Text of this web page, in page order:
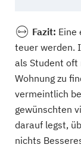
Fazit: Eine
teuer werden.
als Student oft
Wohnung zu
vermeintlich
gewünschten
darauf legst,
nichts